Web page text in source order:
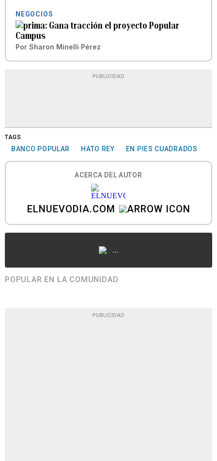
NEGOCIOS
Gana tracción el proyecto Popular
Campus
Por Sharon Minelli Pérez
PUBLICIDAD
TAGS
BANCO POPULAR HATO REY EN PIES CUADRADOS
ACERCA DEL AUTOR
ELNUEVODIA.COM
...
POPULAR EN LA COMUNIDAD
PUBLICIDAD